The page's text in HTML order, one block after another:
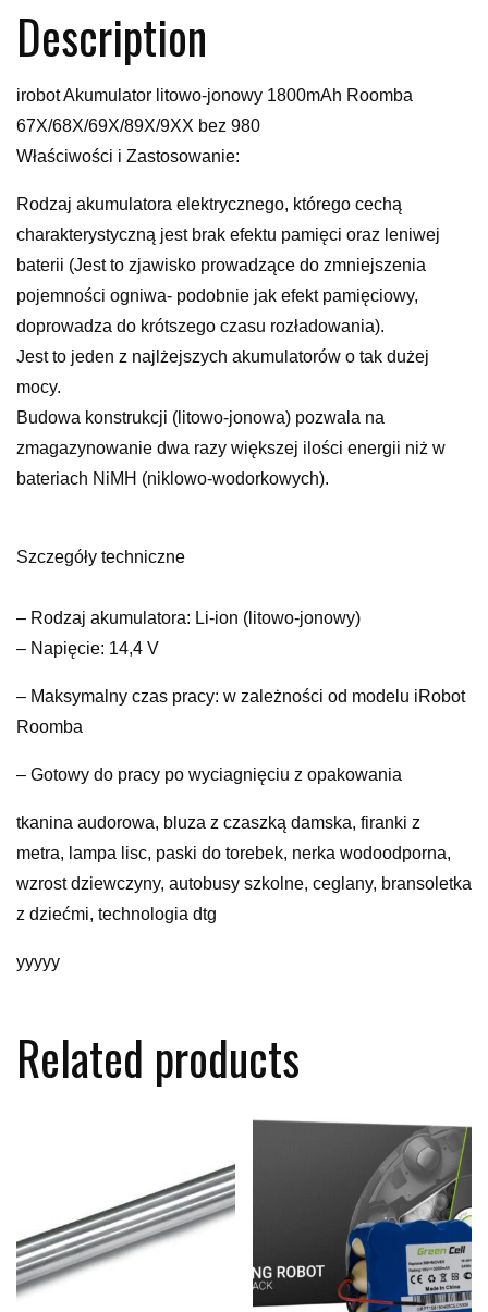
Description
irobot Akumulator litowo-jonowy 1800mAh Roomba
67X/68X/69X/89X/9XX bez 980
Właściwości i Zastosowanie:
Rodzaj akumulatora elektrycznego, którego cechą
charakterystyczną jest brak efektu pamięci oraz leniwej
baterii (Jest to zjawisko prowadzące do zmniejszenia
pojemności ogniwa- podobnie jak efekt pamięciowy,
doprowadza do krótszego czasu rozładowania).
Jest to jeden z najlżejszych akumulatorów o tak dużej
mocy.
Budowa konstrukcji (litowo-jonowa) pozwala na
zmagazynowanie dwa razy większej ilości energii niż w
bateriach NiMH (niklowo-wodorkowych).
Szczegóły techniczne
– Rodzaj akumulatora: Li-ion (litowo-jonowy)
– Napięcie: 14,4 V
– Maksymalny czas pracy: w zależności od modelu iRobot
Roomba
– Gotowy do pracy po wyciagnięciu z opakowania
tkanina audorowa, bluza z czaszką damska, firanki z
metra, lampa lisc, paski do torebek, nerka wodoodporna,
wzrost dziewczyny, autobusy szkolne, ceglany, bransoletka
z dziećmi, technologia dtg
yyyyy
Related products